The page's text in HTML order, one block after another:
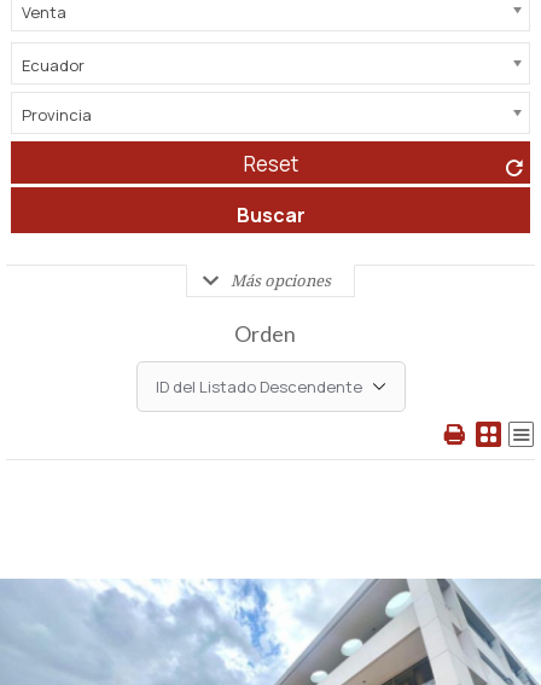
Venta
Ecuador
Provincia
Reset
Más opciones
Orden